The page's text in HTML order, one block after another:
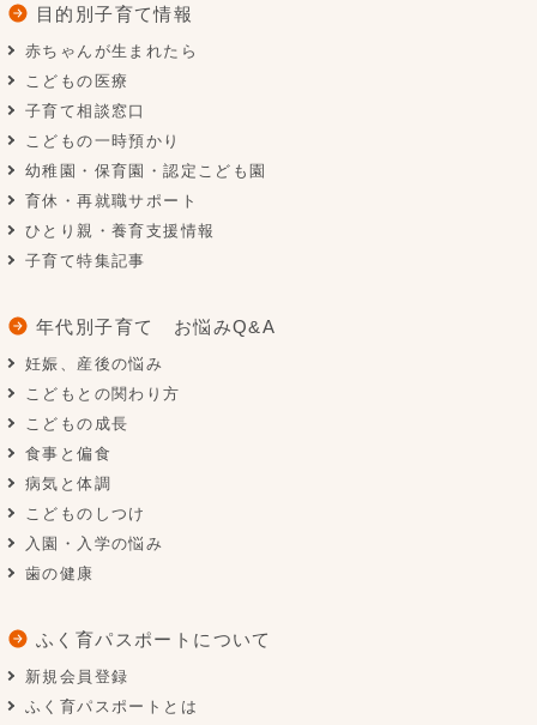
目的別子育て情報
赤ちゃんが生まれたら
こどもの医療
子育て相談窓口
こどもの一時預かり
幼稚園・保育園・認定こども園
育休・再就職サポート
ひとり親・養育支援情報
子育て特集記事
年代別子育て お悩みQ&A
妊娠、産後の悩み
こどもとの関わり方
こどもの成長
食事と偏食
病気と体調
こどものしつけ
入園・入学の悩み
歯の健康
ふく育パスポートについて
新規会員登録
ふく育パスポートとは